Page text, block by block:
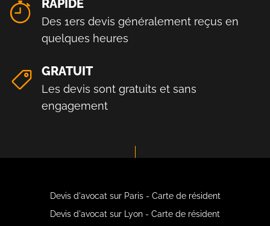
RAPIDE
Des 1ers devis généralement reçus en
quelques heures
GRATUIT
Les devis sont gratuits et sans
engagement
Devis d'avocat sur Paris - Carte de résident
Devis d'avocat sur Lyon - Carte de résident